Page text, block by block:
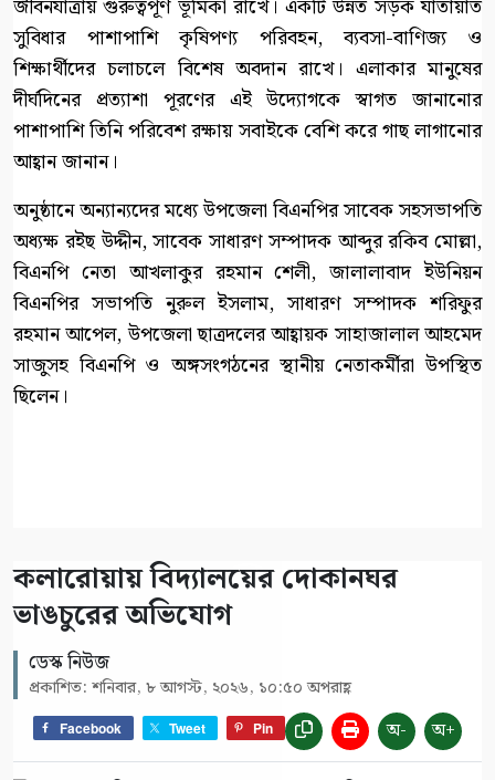
জীবনযাত্রায় গুরুত্বপূর্ণ ভূমিকা রাখে। একটি উন্নত সড়ক যাতায়াত
সুবিধার পাশাপাশি কৃষিপণ্য পরিবহন, ব্যবসা-বাণিজ্য ও
শিক্ষার্থীদের চলাচলে বিশেষ অবদান রাখে। এলাকার মানুষের
দীর্ঘদিনের প্রত্যাশা পূরণের এই উদ্যোগকে স্বাগত জানানোর
পাশাপাশি তিনি পরিবেশ রক্ষায় সবাইকে বেশি করে গাছ লাগানোর
আহ্বান জানান।
অনুষ্ঠানে অন্যান্যদের মধ্যে উপজেলা বিএনপির সাবেক সহসভাপতি
অধ্যক্ষ রইছ উদ্দীন, সাবেক সাধারণ সম্পাদক আব্দুর রকিব মোল্লা,
বিএনপি নেতা আখলাকুর রহমান শেলী, জালালাবাদ ইউনিয়ন
বিএনপির সভাপতি নুরুল ইসলাম, সাধারণ সম্পাদক শরিফুর
রহমান আপেল, উপজেলা ছাত্রদলের আহ্বায়ক সাহাজালাল আহমেদ
সাজুসহ বিএনপি ও অঙ্গসংগঠনের স্থানীয় নেতাকর্মীরা উপস্থিত
ছিলেন।
কলারোয়ায় বিদ্যালয়ের দোকানঘর
ভাঙচুরের অভিযোগ
ডেস্ক নিউজ
প্রকাশিত: শনিবার, ৮ আগস্ট, ২০২৬, ১০:৫০ অপরাহ্ণ
Facebook Tweet Pin অ- অ+